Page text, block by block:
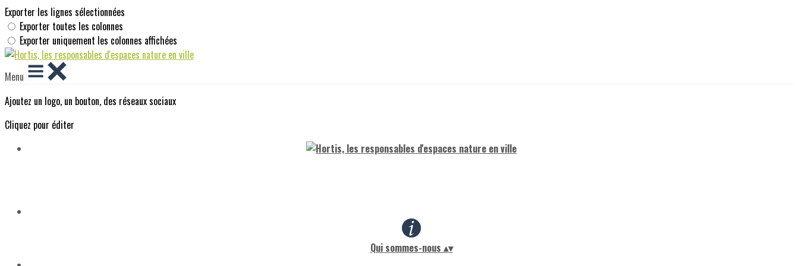
Exporter les lignes sélectionnées
Exporter toutes les colonnes
Exporter uniquement les colonnes affichées
Menu
Ajoutez un logo, un bouton, des réseaux sociaux
Cliquez pour éditer
Qui sommes-nous ▴▾